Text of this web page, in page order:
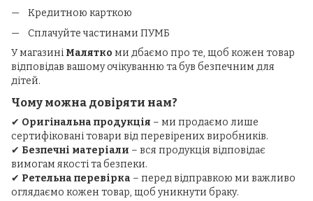
Кредитною карткою
Сплачуйте частинами ПУМБ
У магазині Малятко ми дбаємо про те, щоб кожен товар
відповідав вашому очікуванню та був безпечним для
дітей.
Чому можна довіряти нам?
✔ Оригінальна продукція – ми продаємо лише
сертифіковані товари від перевірених виробників.
✔ Безпечні матеріали – вся продукція відповідає
вимогам якості та безпеки.
✔ Ретельна перевірка – перед відправкою ми важливо
оглядаємо кожен товар, щоб уникнути браку.